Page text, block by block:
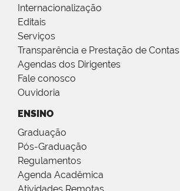
Internacionalização
Editais
Serviços
Transparência e Prestação de Contas
Agendas dos Dirigentes
Fale conosco
Ouvidoria
ENSINO
Graduação
Pós-Graduação
Regulamentos
Agenda Acadêmica
Atividades Remotas